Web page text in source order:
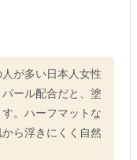
が多い日本人女性
ール配合だと、塗
。ハーフマットな
ら浮きにくく自然